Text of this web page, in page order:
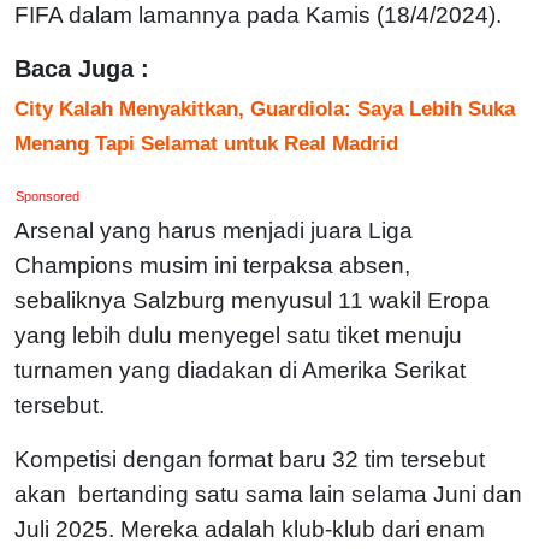
FIFA dalam lamannya pada Kamis (18/4/2024).
Baca Juga :
City Kalah Menyakitkan, Guardiola: Saya Lebih Suka
Menang Tapi Selamat untuk Real Madrid
Sponsored
Arsenal yang harus menjadi juara Liga
Champions musim ini terpaksa absen,
sebaliknya Salzburg menyusul 11 wakil Eropa
yang lebih dulu menyegel satu tiket menuju
turnamen yang diadakan di Amerika Serikat
tersebut.
Kompetisi dengan format baru 32 tim tersebut
akan bertanding satu sama lain selama Juni dan
Juli 2025. Mereka adalah klub-klub dari enam